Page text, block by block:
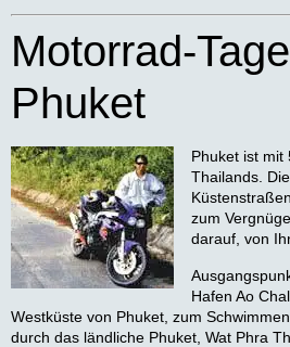
Motorrad-
Phuket
Phuket ist mit
Thailands.
zum
darauf, von
Hafen Ao
Westküste von Phuket, zum
durch das ländliche Phuket, Wat Phra